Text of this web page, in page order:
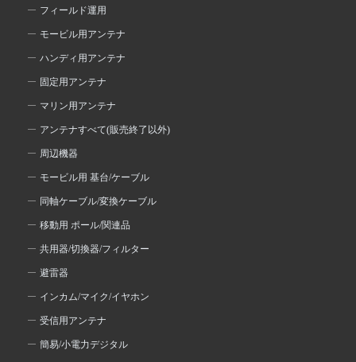
フィールド運用
モービル用アンテナ
ハンディ用アンテナ
固定用アンテナ
マリン用アンテナ
アンテナすべて(販売終了以外)
周辺機器
モービル用 基台/ケーブル
同軸ケーブル/変換ケーブル
移動用 ポール/関連品
共用器/切換器/フィルター
避雷器
インカム/マイク/イヤホン
受信用アンテナ
簡易/小電力デジタル